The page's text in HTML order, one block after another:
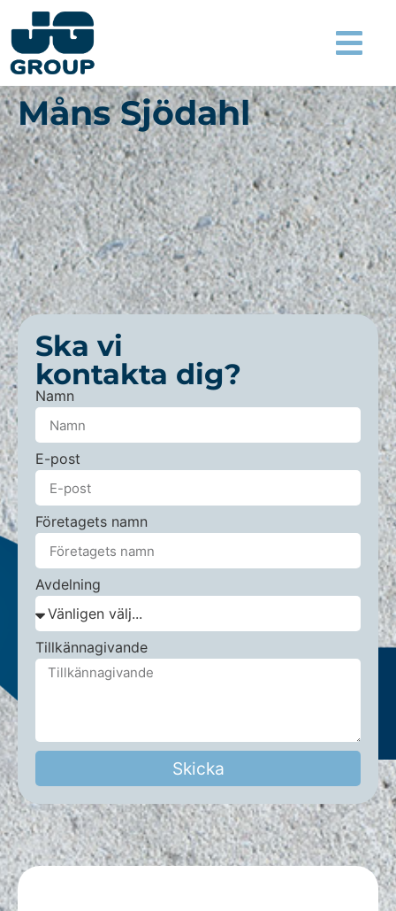
Måns Sjödahl
Ska vi
kontakta dig?
Namn
E-post
Företagets namn
Avdelning
Tillkännagivande
Skicka